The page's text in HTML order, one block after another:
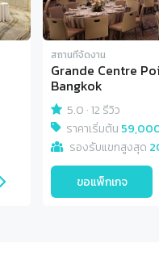
สถานที่จัดงาน
Grande Centre
Bangkok
5.0 ·12 รีวิว
ราคาเริ่มต้น
รองรับแขกสูงสุด
ขอแพ็กเกจ